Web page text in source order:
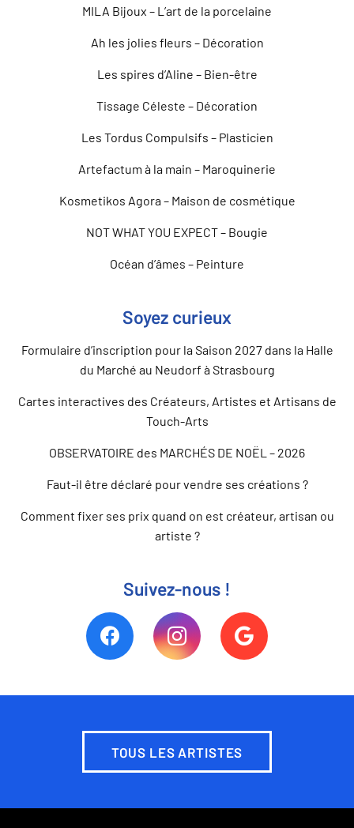
MILA Bijoux – L’art de la porcelaine
Ah les jolies fleurs – Décoration
Les spires d’Aline – Bien-être
Tissage Céleste – Décoration
Les Tordus Compulsifs – Plasticien
Artefactum à la main – Maroquinerie
Kosmetikos Agora – Maison de cosmétique
NOT WHAT YOU EXPECT – Bougie
Océan d’âmes – Peinture
Soyez curieux
Formulaire d’inscription pour la Saison 2027 dans la Halle
du Marché au Neudorf à Strasbourg
Cartes interactives des Créateurs, Artistes et Artisans de
Touch-Arts
OBSERVATOIRE des MARCHÉS DE NOËL – 2026
Faut-il être déclaré pour vendre ses créations ?
Comment fixer ses prix quand on est créateur, artisan ou
artiste ?
Suivez-nous !
TOUS LES ARTISTES